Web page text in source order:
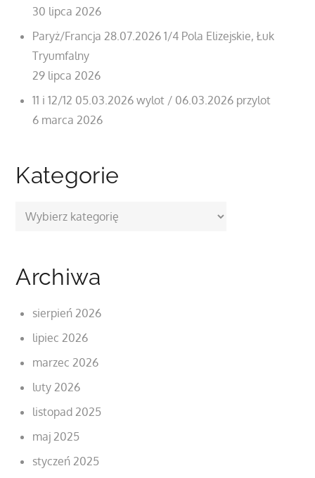
30 lipca 2026
Paryż/Francja 28.07.2026 1/4 Pola Elizejskie, Łuk
Tryumfalny
29 lipca 2026
11 i 12/12 05.03.2026 wylot / 06.03.2026 przylot
6 marca 2026
Kategorie
Kategorie
Archiwa
sierpień 2026
lipiec 2026
marzec 2026
luty 2026
listopad 2025
maj 2025
styczeń 2025